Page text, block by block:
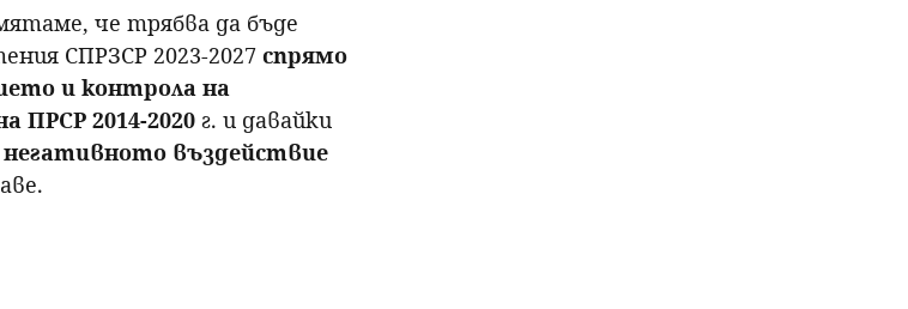
че трябва да бъде
СПРЗСР 2023-2027 спрямо
и контрола на
ПРСР 2014-2020 г. и давайки
въздействие